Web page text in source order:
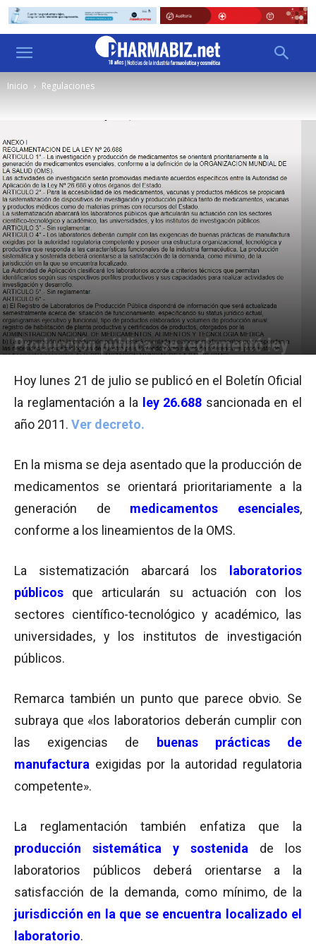
Inicio Regulaciones
Producción pública: se reglamentó ley
Hoy lunes 21 de julio se publicó en el Boletín Oficial
la reglamentación a la
ley 26.688 sancionada en el
año 2011. Ver decreto.
En la misma se deja asentado que la producción de
medicamentos se orientará prioritariamente a la
generación de medicamentos esenciales,
conforme a los lineamientos de la OMS.
La sistematización abarcará los laboratorios
públicos que articularán su actuación con los
sectores científico-tecnológico y académico, las
universidades, y los institutos de investigación
públicos.
Remarca también un punto que parece obvio. Se
subraya que «los laboratorios deberán cumplir con
las exigencias de
buenas prácticas de
manufactura exigidas por la autoridad regulatoria
competente».
La reglamentación también enfatiza que la
producción sistemática y sostenida de los
laboratorios públicos deberá orientarse a la
satisfacción de la demanda, como mínimo, de la
jurisdicción en la que se encuentra localizado el
laboratorio.